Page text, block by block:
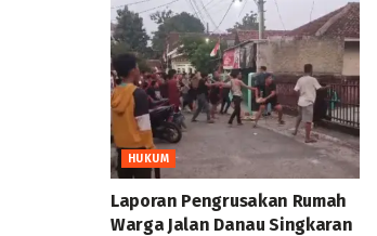
HUKUM
Laporan Pengrusakan Rumah
Warga Jalan Danau Singkaran